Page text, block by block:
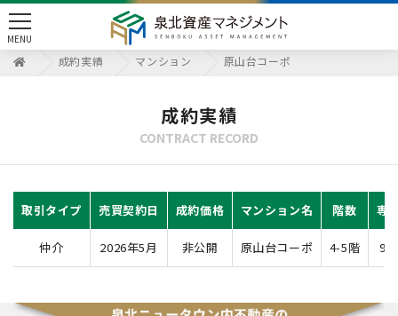
toggle
navigation
MENU
成約実績 マンション 原山台コーポ
成約実績
CONTRACT RECORD
取引タイプ 売買契約日 成約価格 マンション名 階数 専
仲介 2026年5月 非公開 原山台コーポ 4-5階